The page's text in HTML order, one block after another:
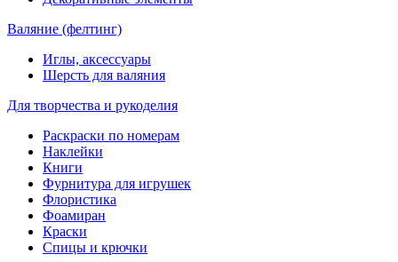
Валяние (фелтинг)
Иглы, аксессуары
Шерсть для валяния
Для творчества и рукоделия
Раскраски по номерам
Наклейки
Книги
Фурнитура для игрушек
Флористика
Фоамиран
Краски
Спицы и крючки